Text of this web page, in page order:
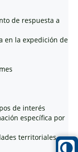
de respuesta a
en la expedición de
de interés
específica por
territoriales